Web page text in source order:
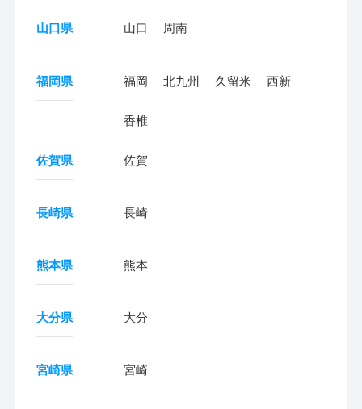
山口県 山口 周南
福岡県 福岡 北九州 久留米 西新
香椎
佐賀県 佐賀
長崎県 長崎
熊本県 熊本
大分県 大分
宮崎県 宮崎